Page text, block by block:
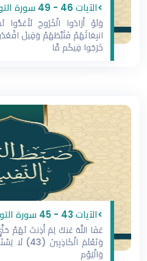
>الآيات 46 - 49 سورة التوبة، اللقاء، (17)
وَلَوْ أَرَادُوا الْخُرُوجَ
خَرَجُوا فِيكُم مَّا
>الآيات 43 - 45 سورة التوبة، اللقاء، (16)
عَفَا اللَّهُ عَنكَ لِمَ أَذِنتَ لَهُمْ
وَتَعْلَمَ
وَالْيَوْمِ